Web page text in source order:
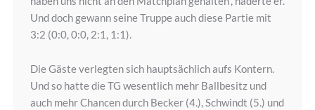
Und doch gewann seine Truppe auch diese Partie mit
3:2 (0:0, 0:0, 2:1, 1:1).
Die Gäste verlegten sich hauptsächlich aufs Kontern.
Und so hatte die TG wesentlich mehr Ballbesitz und
auch mehr Chancen durch Becker (4.), Schwindt (5.) und